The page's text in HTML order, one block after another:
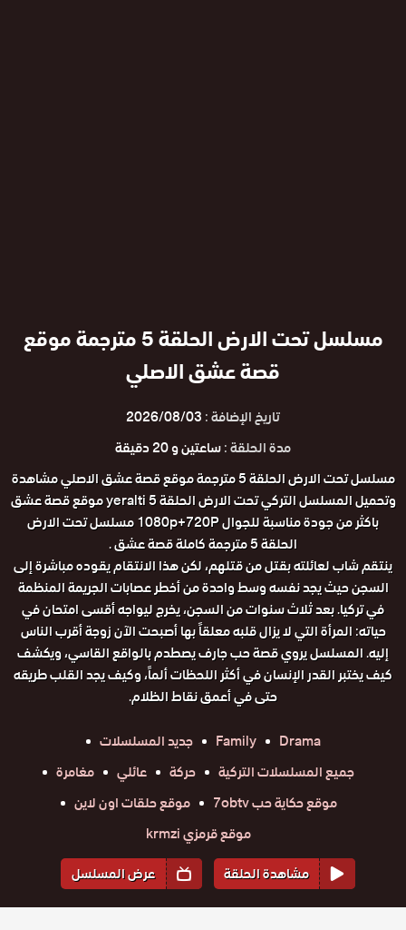
مسلسل تحت الارض الحلقة 5 مترجمة موقع
قصة عشق الاصلي
تاريخ الإضافة :2026/08/03
مدة الحلقة :ساعتين و 20 دقيقة
مسلسل تحت الارض الحلقة 5 مترجمة موقع قصة عشق الاصلي مشاهدة
وتحميل المسلسل التركي تحت الارض الحلقة 5 yeralti موقع قصة عشق
باكثر من جودة مناسبة للجوال 1080p+720P مسلسل تحت الارض
الحلقة 5 مترجمة كاملة قصة عشق .
ينتقم شاب لعائلته بقتل من قتلهم، لكن هذا الانتقام يقوده مباشرة إلى
السجن حيث يجد نفسه وسط واحدة من أخطر عصابات الجريمة المنظمة
في تركيا. بعد ثلاث سنوات من السجن، يخرج ليواجه أقسى امتحان في
حياته: المرأة التي لا يزال قلبه معلقاً بها أصبحت الآن زوجة أقرب الناس
إليه. المسلسل يروي قصة حب جارف يصطدم بالواقع القاسي، ويكشف
كيف يختبر القدر الإنسان في أكثر اللحظات ألماً، وكيف يجد القلب طريقه
حتى في أعمق نقاط الظلام.
Drama
Family
جديد المسلسلات
جميع المسلسلات التركية
حركة عائلي
مغامرة
موقع حكاية حب 7obtv
موقع حلقات اون لاين
موقع قرمزي krmzi
مشاهدة الحلقة
عرض المسلسل